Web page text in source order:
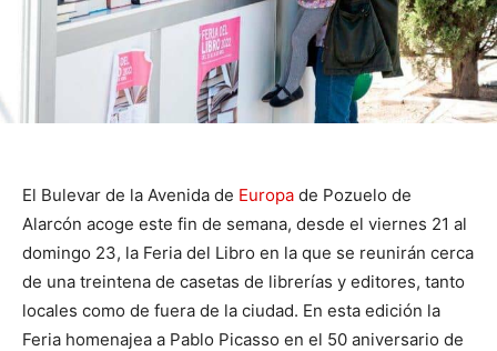
El Bulevar de la Avenida de Europa de Pozuelo de
Alarcón acoge este fin de semana, desde el viernes 21 al
domingo 23, la Feria del Libro en la que se reunirán cerca
de una treintena de casetas de librerías y editores, tanto
locales como de fuera de la ciudad. En esta edición la
Feria homenajea a Pablo Picasso en el 50 aniversario de